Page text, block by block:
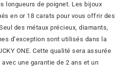
longueurs de poignet. Les bijoux
en or 18 carats pour vous offrir des
des métaux précieux, diamants,
d’exception sont utilisés dans la
ONE. Cette qualité sera assurée
une garantie de 2 ans et un